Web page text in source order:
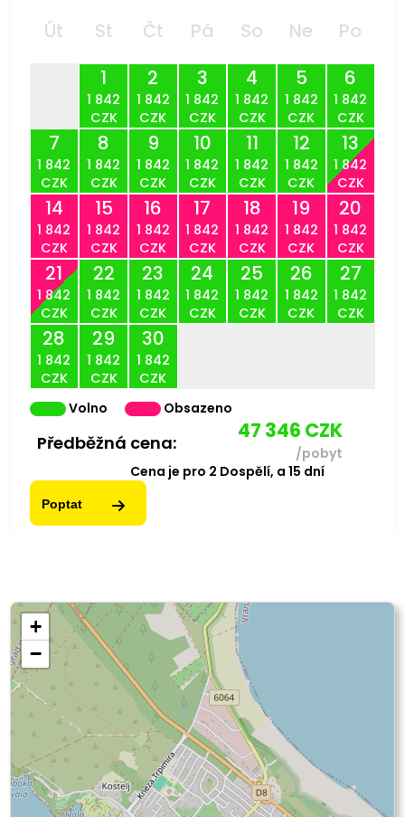
Út St Čt Pá So Ne
Po
1
1 842
CZK
2
1 842
CZK
3
1 842
CZK
4
1 842
CZK
5
1 842
CZK
6
1 842
CZK
7
1 842
CZK
8
1 842
CZK
9
1 842
CZK
10
1 842
CZK
11
1 842
CZK
12
1 842
CZK
13
1 842
CZK
14
1 842
CZK
15
1 842
CZK
16
1 842
CZK
17
1 842
CZK
18
1 842
CZK
19
1 842
CZK
20
1 842
CZK
21
1 842
CZK
22
1 842
CZK
23
1 842
CZK
24
1 842
CZK
25
1 842
CZK
26
1 842
CZK
27
1 842
CZK
28
1 842
CZK
29
1 842
CZK
30
1 842
CZK
Volno
Obsazeno
Předběžná cena: 47 346 CZK
/pobyt
Cena je pro 2 Dospělí, a 15 dní
Poptat
+
−